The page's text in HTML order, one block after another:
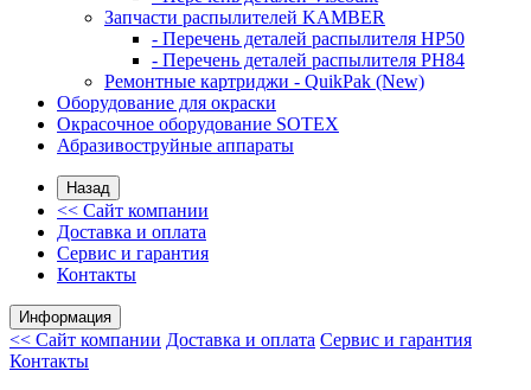
Запчасти распылителей KAMBER
- Перечень деталей распылителя HP50
- Перечень деталей распылителя PH84
Ремонтные картриджи - QuikPak (New)
Оборудование для окраски
Окрасочное оборудование SOTEX
Абразивоструйные аппараты
Назад
<< Сайт компании
Доставка и оплата
Сервис и гарантия
Контакты
Информация
<< Сайт компании Доставка и оплата Сервис и гарантия
Контакты